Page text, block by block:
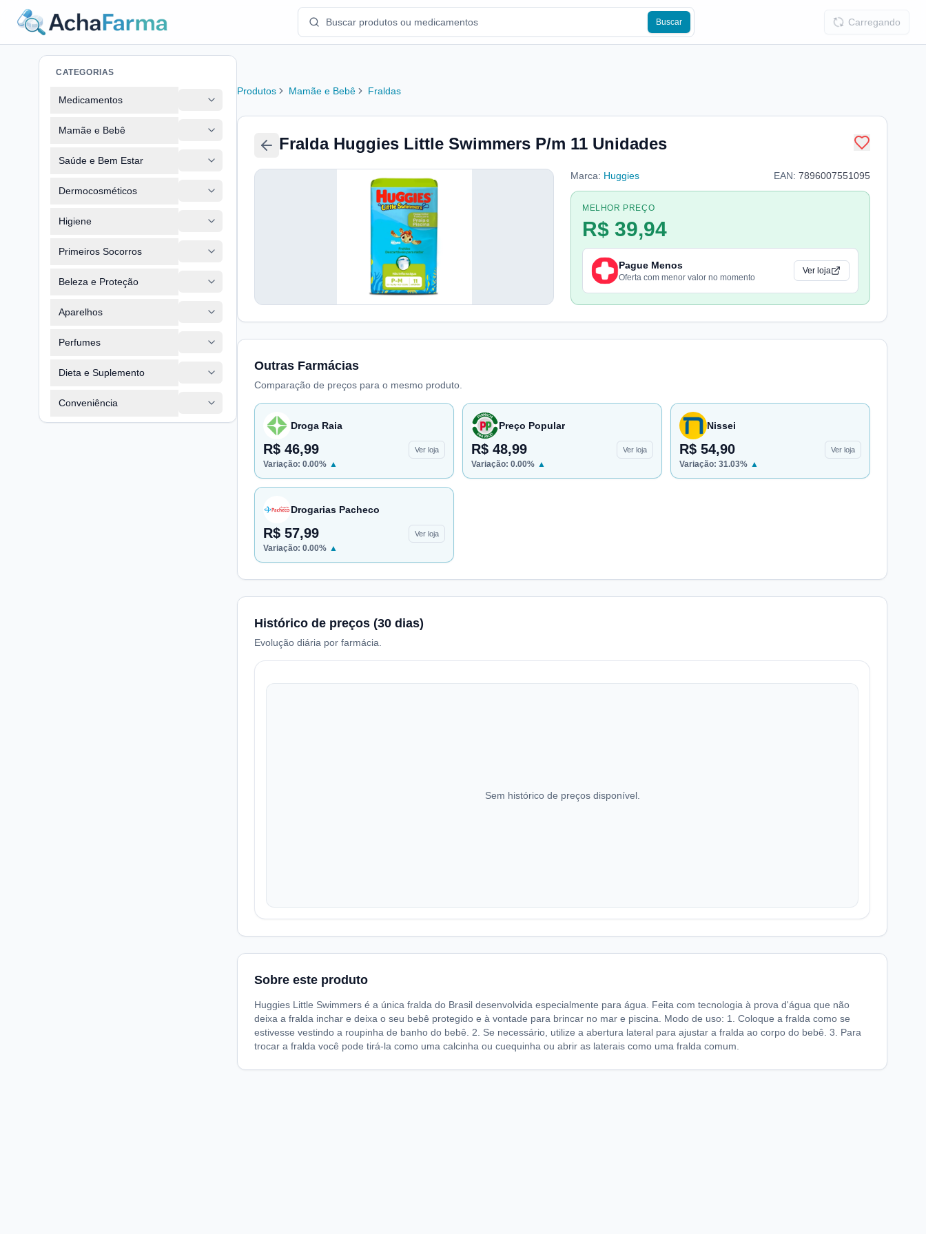
Buscar Carregando
CATEGORIAS
Medicamentos
Mamãe e Bebê
Saúde e Bem Estar
Dermocosméticos
Higiene
Primeiros Socorros
Beleza e Proteção
Aparelhos
Perfumes
Dieta e Suplemento
Conveniência
Produtos Mamãe e Bebê Fraldas
Fralda Huggies Little Swimmers P/m 11 Unidades
Marca: Huggies EAN: 7896007551095
MELHOR PREÇO
R$ 39,94
Pague Menos
Oferta com menor valor no momento
Ver loja
Outras Farmácias
Comparação de preços para o mesmo produto.
Droga Raia
R$ 46,99 Ver loja
Variação: 0.00% ▲
Preço Popular
R$ 48,99 Ver loja
Variação: 0.00% ▲
Nissei
R$ 54,90 Ver loja
Variação: 31.03% ▲
Drogarias Pacheco
R$ 57,99 Ver loja
Variação: 0.00% ▲
Histórico de preços (30 dias)
Evolução diária por farmácia.
Sem histórico de preços disponível.
Sobre este produto
Huggies Little Swimmers é a única fralda do Brasil desenvolvida especialmente para água. Feita com tecnologia à prova d'água que não
deixa a fralda inchar e deixa o seu bebê protegido e à vontade para brincar no mar e piscina. Modo de uso: 1. Coloque a fralda como se
estivesse vestindo a roupinha de banho do bebê. 2. Se necessário, utilize a abertura lateral para ajustar a fralda ao corpo do bebê. 3. Para
trocar a fralda você pode tirá-la como uma calcinha ou cuequinha ou abrir as laterais como uma fralda comum.